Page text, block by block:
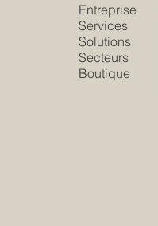
Entreprise
Services
Solutions
Secteurs
Boutique